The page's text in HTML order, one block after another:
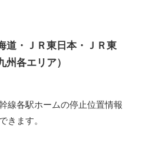
道・ＪＲ東日本・ＪＲ東
州各エリア）
線各駅ホームの停止位置情報
きます。